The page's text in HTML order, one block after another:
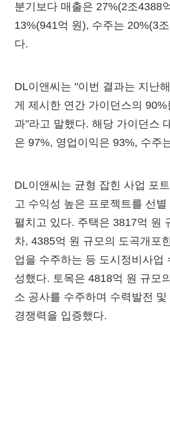
분기보다 매출은 27%(2조4388
13%(941억 원), 수주는 20%(3
다.
DL이앤씨는 "이번 결과는 지난
게 제시한 연간 가이던스의 90%
과"라고 말했다. 해당 가이던스
은 97%, 영업이익은 93%, 수주
DL이앤씨는 균형 잡힌 사업 포
고 수익성 높은 프로젝트를 선
펼치고 있다. 주택은 3817억 원
차, 4385억 원 규모의 도곡개포
업을 수주하는 등 도시정비사업
성했다. 토목은 4818억 원 규모
소 공사를 수주하며 수력발전 및
경쟁력을 입증했다.